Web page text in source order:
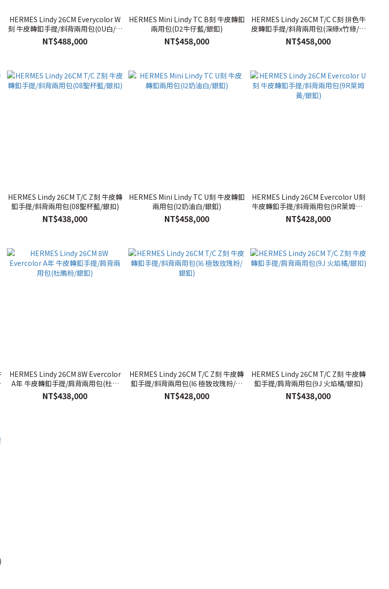
HERMES Lindy 26CM Everycolor W
刻 牛皮轉釦手提/斜背兩用包(0U白/銀
釦)
NT$488,000
HERMES Mini Lindy TC B刻 牛皮轉釦
兩用包(D2牛仔藍/銀釦)
NT$458,000
HERMES Lindy 26CM T/C C刻 拚色牛
皮轉釦手提/斜背兩用包(深綠x竹綠/銀
釦)
NT$458,000
HERMES Lindy 26CM T/C Z刻 牛皮轉
釦手提/斜背兩用包(08聖杯藍/銀扣)
NT$438,000
HERMES Mini Lindy TC U刻 牛皮轉釦
兩用包(I2奶油白/銀釦)
NT$458,000
HERMES Lindy 26CM Evercolor U刻
牛皮轉釦手提/斜背兩用包(9R萊姆黃/
銀釦)
NT$428,000
HERMES Lindy 26CM 8W Evercolor
A年 牛皮轉釦手提/肩背兩用包(杜鵑
粉/銀釦)
NT$438,000
HERMES Lindy 26CM T/C Z刻 牛皮轉
釦手提/斜背兩用包(I6 極致玫瑰粉/銀
釦)
NT$428,000
HERMES Lindy 26CM T/C Z刻 牛皮轉
釦手提/肩背兩用包(9J 火焰橘/銀扣)
NT$438,000